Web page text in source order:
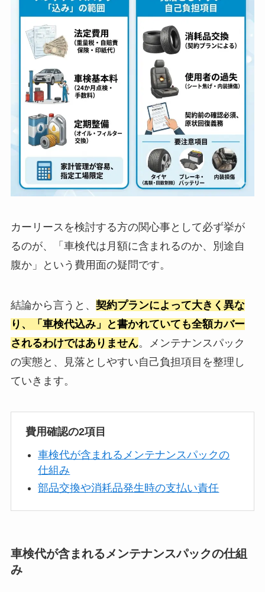
カーリースを検討する方の関心事として必ず挙が
るのが、「車検代は月額に含まれるのか、別途自
腹か」という費用面の疑問です。
結論から言うと、 契約プランによって大きく異な
り、「車検代込み」と書かれていても全額カバー
されるわけではありません。メンテナンスパック
の実態と、見落としやすい自己負担項目を整理し
ていきます。
費用確認の2項目
車検代が含まれるメンテナンスパックの
仕組み
部品交換や消耗品発生時の支払い責任
車検代が含まれるメンテナンスパックの仕組
み